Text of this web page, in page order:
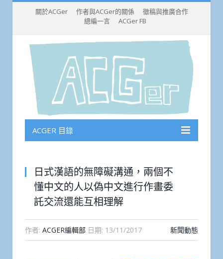
關於ACGer 作者與ACGer的關係
徵稿與推廣合作
總編一言
ACGer FB
ACGER 目錄
日式漢語的無障礙溝通，兩個不
懂中文的人以偽中文進行作畫委
託交流還能互相理解
作者: ACGER編輯部 日期: 13/11/2017 新聞動態